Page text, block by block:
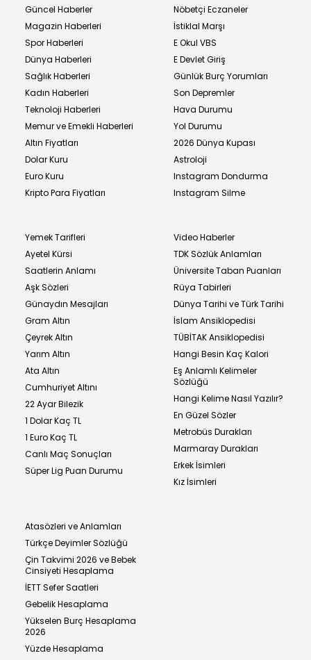
Güncel Haberler
Magazin Haberleri
Spor Haberleri
Dünya Haberleri
Sağlık Haberleri
Kadın Haberleri
Teknoloji Haberleri
Memur ve Emekli Haberleri
Altın Fiyatları
Dolar Kuru
Euro Kuru
Kripto Para Fiyatları
Nöbetçi Eczaneler
İstiklal Marşı
E Okul VBS
E Devlet Giriş
Günlük Burç Yorumları
Son Depremler
Hava Durumu
Yol Durumu
2026 Dünya Kupası
Astroloji
Instagram Dondurma
Instagram Silme
Yemek Tarifleri
Ayetel Kürsi
Saatlerin Anlamı
Aşk Sözleri
Günaydın Mesajları
Gram Altın
Çeyrek Altın
Yarım Altın
Ata Altın
Cumhuriyet Altını
22 Ayar Bilezik
1 Dolar Kaç TL
1 Euro Kaç TL
Canlı Maç Sonuçları
Süper Lig Puan Durumu
Video Haberler
TDK Sözlük Anlamları
Üniversite Taban Puanları
Rüya Tabirleri
Dünya Tarihi ve Türk Tarihi
İslam Ansiklopedisi
TÜBİTAK Ansiklopedisi
Hangi Besin Kaç Kalori
Eş Anlamlı Kelimeler
Sözlüğü
Hangi Kelime Nasıl Yazılır?
En Güzel Sözler
Metrobüs Durakları
Marmaray Durakları
Erkek İsimleri
Kız İsimleri
Atasözleri ve Anlamları
Türkçe Deyimler Sözlüğü
Çin Takvimi 2026 ve Bebek
Cinsiyeti Hesaplama
İETT Sefer Saatleri
Gebelik Hesaplama
Yükselen Burç Hesaplama
2026
Yüzde Hesaplama